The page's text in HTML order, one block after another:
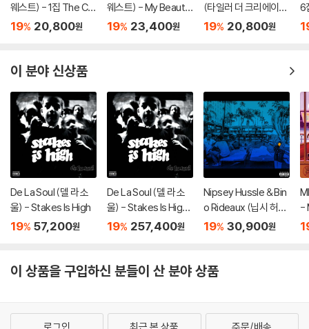
웨스트) - 1집 The Col
lege Dropout
19% 20,800원
웨스트) - My Beautif
ul Dark Twisted Fant
19% 23,400원
(타일러 더 크리에이
터) - 5집 Igor
19% 20,800원
6
이 분야 신상품
De La Soul (델 라 소
울) - Stakes Is High
19% 57,200원
De La Soul (델 라 소
울) - Stakes Is High
[컬러 4LP]
19% 257,400원
Nipsey Hussle & Bin
o Rideaux (닙시 허슬
& 비노 리도) - Prolific
19% 30,900원
-
이 상품을 구입하신 분들이 산 분야 상품